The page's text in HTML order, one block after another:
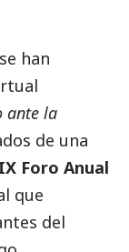
han
ante la
de una
Foro Anual
que
del